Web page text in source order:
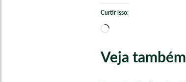
Curtir isso:
Carregando...
Veja também